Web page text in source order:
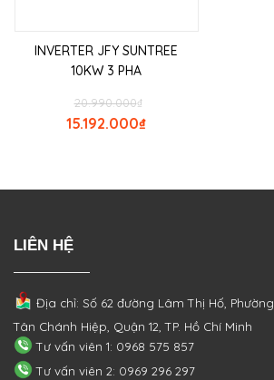
INVERTER JFY SUNTREE
10KW 3 PHA
₫
20.990.000
₫
15.192.000
LIÊN HỆ
Địa chỉ: Số 62 đường Lâm Thị Hố, Phường
Tân Chánh Hiệp, Quận 12, TP. Hồ Chí Minh
Tư vấn viên 1: 0968 575 857
Tư vấn viên 2: 0969 296 297